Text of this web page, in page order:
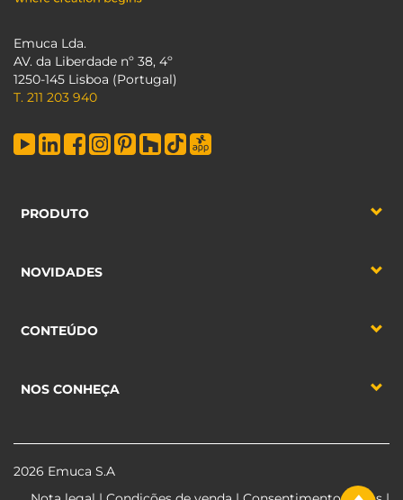
Emuca Lda.
AV. da Liberdade nº 38, 4º
1250-145 Lisboa (Portugal)
T. 211 203 940
PRODUTO
NOVIDADES
CONTEÚDO
NOS CONHEÇA
2026 Emuca S.A